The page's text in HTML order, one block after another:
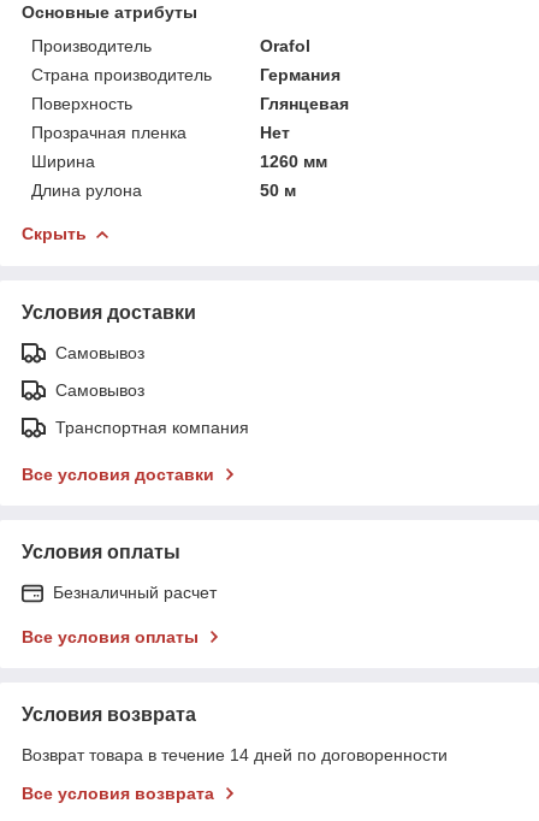
Основные атрибуты
Производитель
Orafol
Страна производитель
Германия
Поверхность
Глянцевая
Прозрачная пленка
Нет
Ширина
1260 мм
Длина рулона
50 м
Скрыть
Условия доставки
Самовывоз
Самовывоз
Транспортная компания
Все условия доставки
Условия оплаты
Безналичный расчет
Все условия оплаты
Условия возврата
Возврат товара в течение 14 дней по договоренности
Все условия возврата